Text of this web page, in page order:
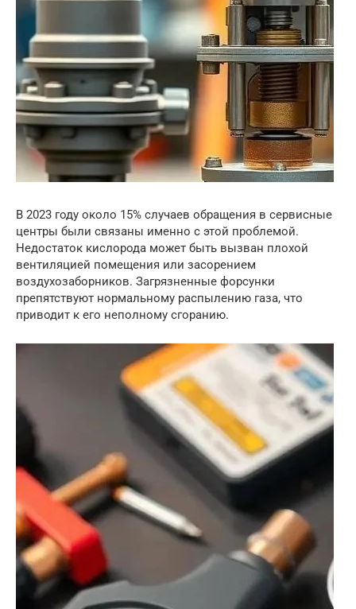
В 2023 году около 15% случаев обращения в сервисные
центры были связаны именно с этой проблемой.
Недостаток кислорода может быть вызван плохой
вентиляцией помещения или засорением
воздухозаборников. Загрязненные форсунки
препятствуют нормальному распылению газа, что
приводит к его неполному сгоранию.